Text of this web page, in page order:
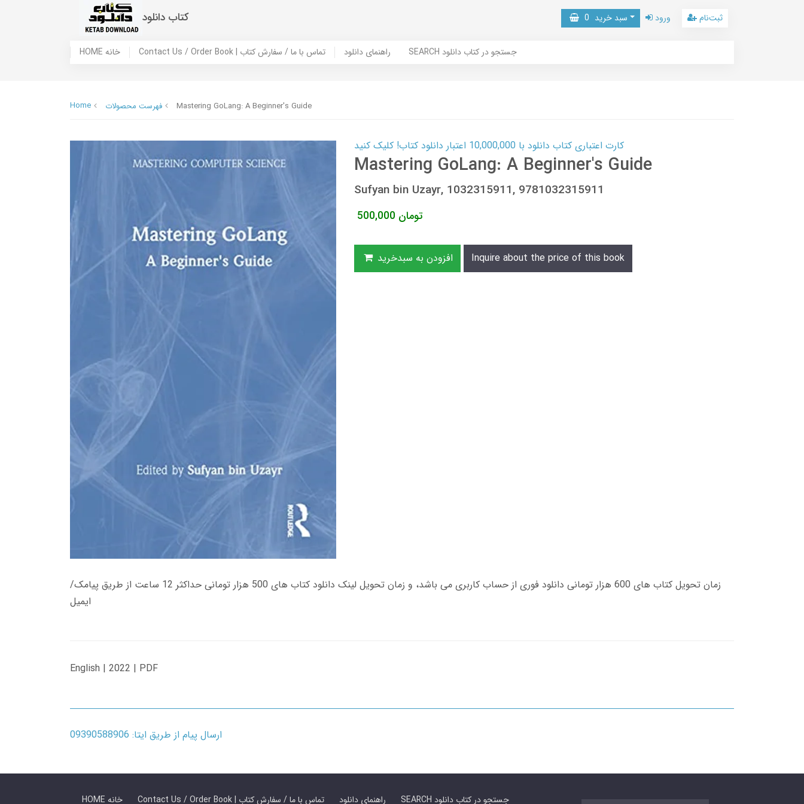
کتاب دانلود سبد خرید 0 ورود ثبت‌نام
HOME خانه Contact Us / Order Book | تماس با ما / سفارش کتاب راهنمای دانلود SEARCH جستجو در کتاب دانلود
Home فهرست محصولات Mastering GoLang: A Beginner's Guide
کارت اعتباری کتاب دانلود با 10,000,000 اعتبار دانلود کتاب! کلیک کنید
Mastering GoLang: A Beginner's Guide
Sufyan bin Uzayr, 1032315911, 9781032315911
500,000 تومان
افزودن به سبدخرید Inquire about the price of this book
زمان تحویل کتاب های 600 هزار تومانی دانلود فوری از حساب کاربری می باشد، و زمان تحویل لینک دانلود کتاب های 500 هزار تومانی حداکثر 12 ساعت از طریق پیامک/
ایمیل
English | 2022 | PDF
ارسال پیام از طریق ایتا: 09390588906
HOME خانه Contact Us / Order Book | تماس با ما / سفارش کتاب راهنمای دانلود SEARCH جستجو در کتاب دانلود